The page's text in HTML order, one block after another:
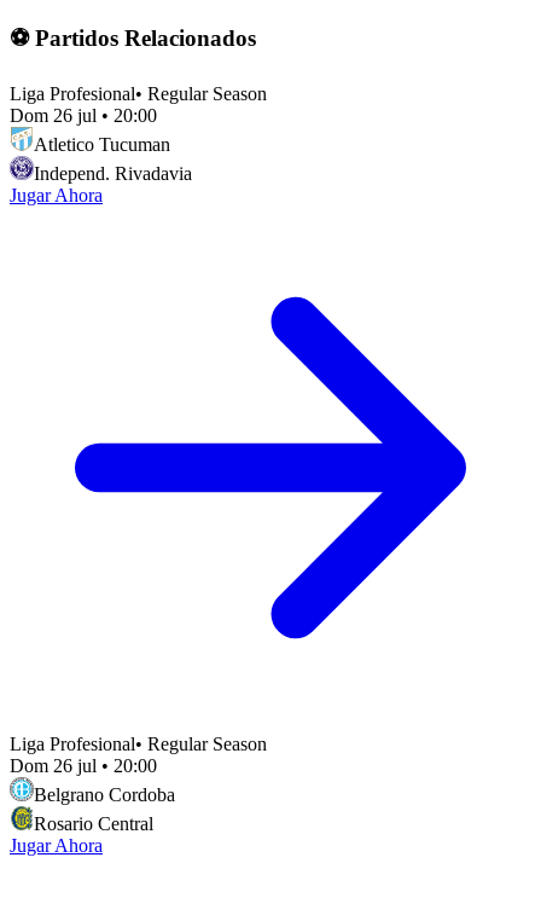
⚽ Partidos Relacionados
Liga Profesional• Regular Season
Dom 26 jul • 20:00
Atletico Tucuman
Independ. Rivadavia
Jugar Ahora
Liga Profesional• Regular Season
Dom 26 jul • 20:00
Belgrano Cordoba
Rosario Central
Jugar Ahora